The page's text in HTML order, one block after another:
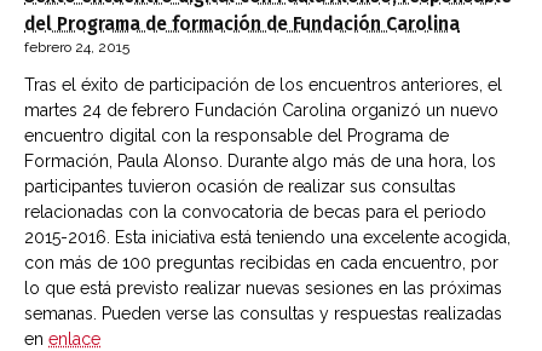
del Programa de formación de Fundación Carolina
febrero 24, 2015
Tras el éxito de participación de los encuentros anteriores, el
martes 24 de febrero Fundación Carolina organizó un nuevo
encuentro digital con la responsable del Programa de
Formación, Paula Alonso. Durante algo más de una hora, los
participantes tuvieron ocasión de realizar sus consultas
relacionadas con la convocatoria de becas para el periodo
2015-2016. Esta iniciativa está teniendo una excelente acogida,
con más de 100 preguntas recibidas en cada encuentro, por
lo que está previsto realizar nuevas sesiones en las próximas
semanas. Pueden verse las consultas y respuestas realizadas
en enlace